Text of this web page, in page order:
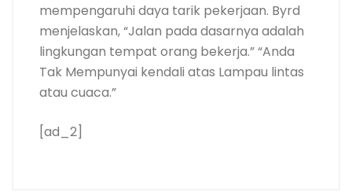
mempengaruhi daya tarik pekerjaan. Byrd
menjelaskan, “Jalan pada dasarnya adalah
lingkungan tempat orang bekerja.” “Anda
Tak Mempunyai kendali atas Lampau lintas
atau cuaca.”
[ad_2]